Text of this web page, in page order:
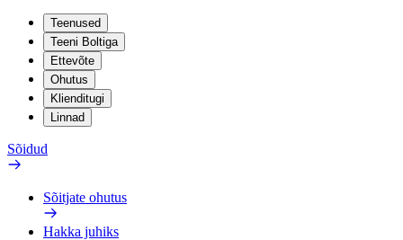
Teenused
Teeni Boltiga
Ettevõte
Ohutus
Klienditugi
Linnad
Sõidud
Sõitjate ohutus
Hakka juhiks